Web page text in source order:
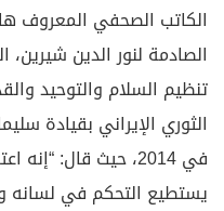
الكاتب الصحفي المعروف
الصادمة لنور الدين
تنظيم السلام والتوحيد
الثوري الإيراني بقيادة
في 2014، حيث قال:
يستطيع التحكم في لسانه